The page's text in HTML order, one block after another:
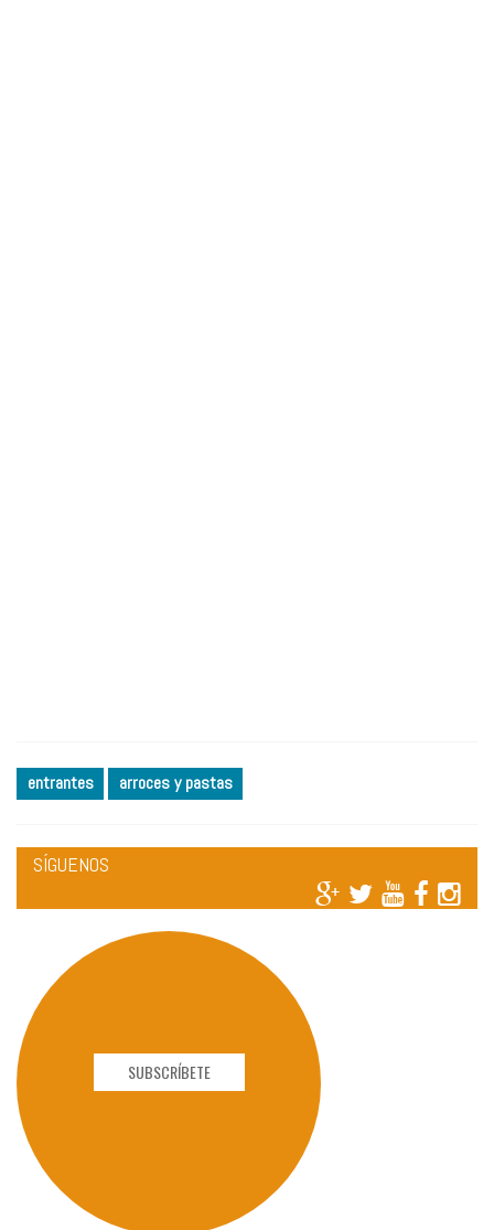
entrantes arroces y pastas
SÍGUENOS
SUBSCRÍBETE